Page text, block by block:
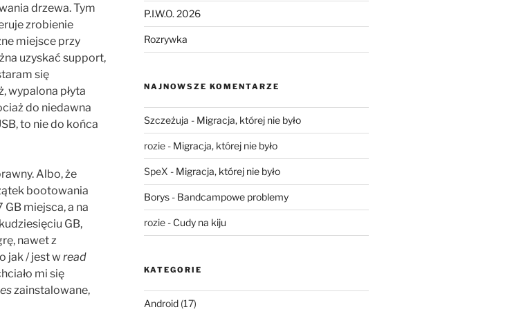
drzewa. Tym
zrobienie
miejsce przy
uzyskać support,
się
wypalona płyta
do niedawna
to nie do końca
Albo, że
bootowania
miejsca, a na
GB,
nawet z
jak / jest w read
mi się
zainstalowane,
P.I.W.O. 2026
Rozrywka
NAJNOWSZE KOMENTARZE
Szczeżuja - Migracja, której nie było
rozie- Migracja, której nie było
SpeX - Migracja, której nie było
Borys- Bandcampowe problemy
rozie- Cudy na kiju
KATEGORIE
Android(17)